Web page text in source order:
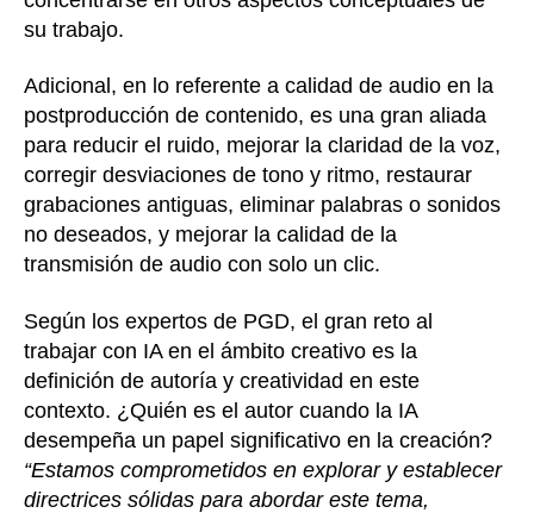
su trabajo.
Adicional, en lo referente a calidad de audio en la
postproducción de contenido, es una gran aliada
para reducir el ruido, mejorar la claridad de la voz,
corregir desviaciones de tono y ritmo, restaurar
grabaciones antiguas, eliminar palabras o sonidos
no deseados, y mejorar la calidad de la
transmisión de audio con solo un clic.
Según los expertos de PGD, el gran reto al
trabajar con IA en el ámbito creativo es la
definición de autoría y creatividad en este
contexto. ¿Quién es el autor cuando la IA
desempeña un papel significativo en la creación?
“Estamos comprometidos en explorar y establecer
directrices sólidas para abordar este tema,